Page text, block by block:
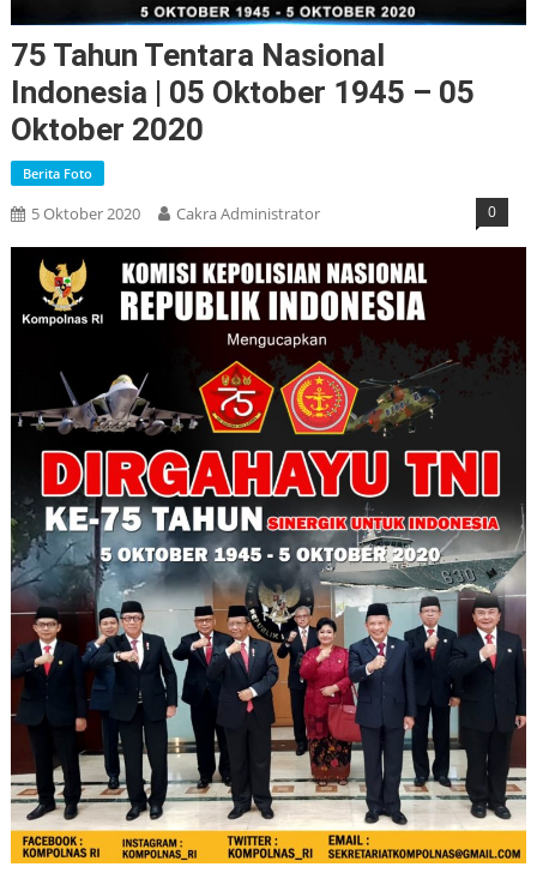
75 Tahun Tentara Nasional
Indonesia | 05 Oktober 1945 – 05
Oktober 2020
Berita Foto
5 Oktober 2020 Cakra Administrator 0